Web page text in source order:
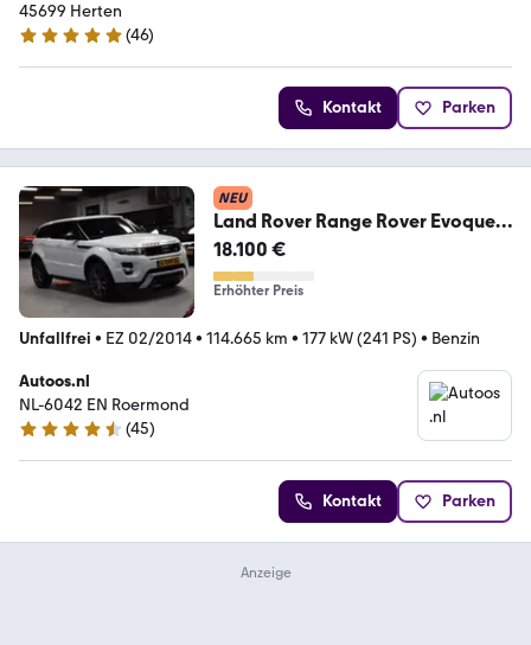
45699 Herten
5 Sterne
(46)
Kontakt Parken
NEU
Land Rover Range Rover Evoque
Dynamic Navi|Pano|Leder
18.100 €
Erhöhter Preis
Unfallfrei • EZ 02/2014• 114.665 km • 177 kW (241 PS) • Benzin
Autoos.nl
NL-6042 EN Roermond
4.4 Sterne
(45)
Kontakt Parken